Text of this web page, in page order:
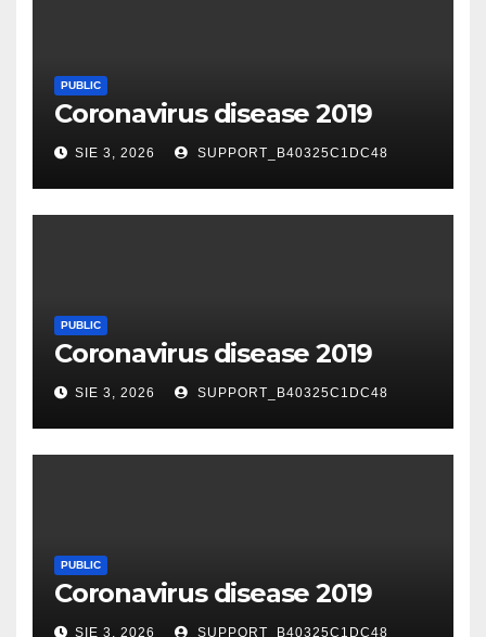
PUBLIC
Coronavirus disease 2019
SIE 3, 2026 SUPPORT_B40325C1DC48
PUBLIC
Coronavirus disease 2019
SIE 3, 2026 SUPPORT_B40325C1DC48
PUBLIC
Coronavirus disease 2019
SIE 3, 2026 SUPPORT_B40325C1DC48